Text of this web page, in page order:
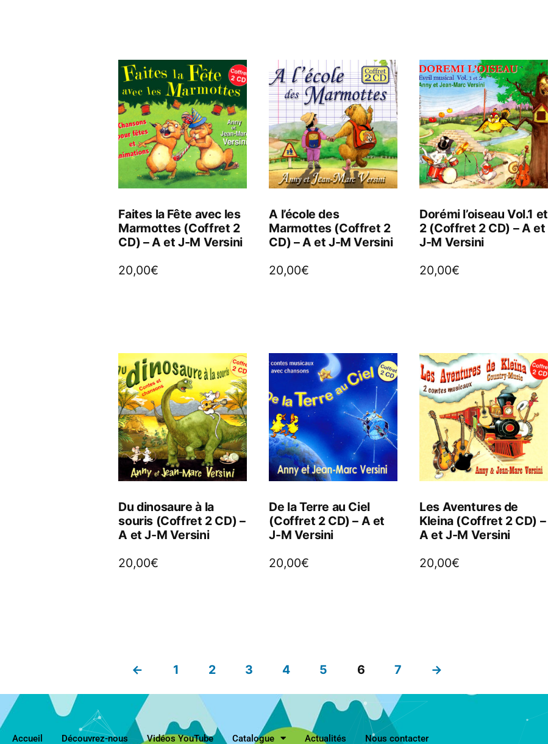
Faites la Fête avec les
Marmottes (Coffret 2
CD) – A et J-M Versini
20,00€
A l’école des
Marmottes (Coffret 2
CD) – A et J-M Versini
20,00€
Dorémi l’oiseau Vol.1 et
2 (Coffret 2 CD) – A et
J-M Versini
20,00€
Du dinosaure à la
souris (Coffret 2 CD) –
A et J-M Versini
20,00€
De la Terre au Ciel
(Coffret 2 CD) – A et
J-M Versini
20,00€
Les Aventures de
Kleina (Coffret 2 CD) –
A et J-M Versini
20,00€
← 1 2 3 4 5 6 7 →
Accueil Découvrez-nous Vidéos YouTube Catalogue Actualités Nous contacter